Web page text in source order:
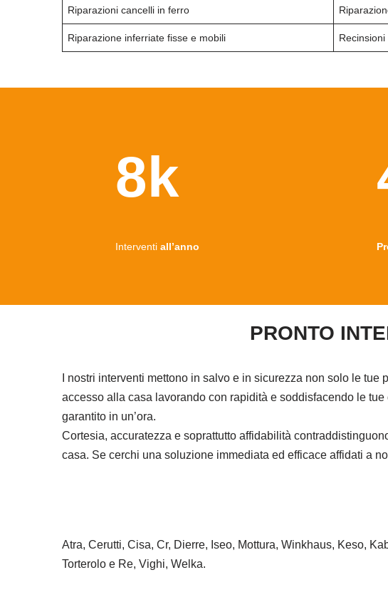
Riparazioni cancelli in ferro
Riparazione inferriate fisse e mobili
8k
Interventi all’anno
PRONTO
I nostri interventi mettono in salvo e in sicurezza non solo le tue
accesso alla casa lavorando con rapidità e soddisfacendo le
garantito in un’ora.
Cortesia, accuratezza e soprattutto affidabilità
casa. Se cerchi una soluzione immediata ed efficace affidati a
Atra, Cerutti, Cisa, Cr, Dierre, Iseo, Mottura, Winkhaus, Keso,
Torterolo e Re, Vighi, Welka.